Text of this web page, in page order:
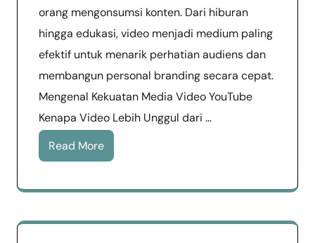
orang mengonsumsi konten. Dari hiburan
hingga edukasi, video menjadi medium paling
efektif untuk menarik perhatian audiens dan
membangun personal branding secara cepat.
Mengenal Kekuatan Media Video YouTube
Kenapa Video Lebih Unggul dari …
Read More